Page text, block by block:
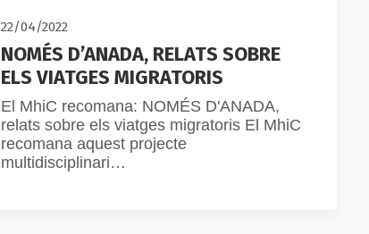
22/04/2022
NOMÉS D’ANADA, RELATS SOBRE
ELS VIATGES MIGRATORIS
El MhiC recomana: NOMÉS D'ANADA,
relats sobre els viatges migratoris El MhiC
recomana aquest projecte
multidisciplinari…